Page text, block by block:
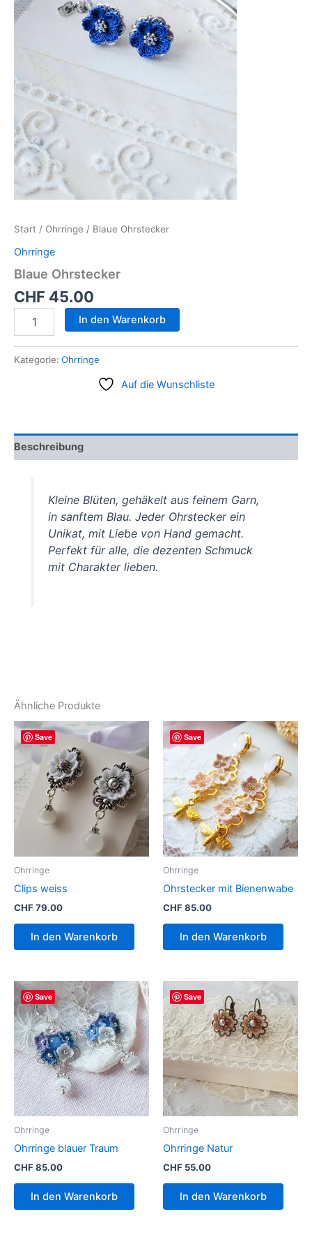
Start / Ohrringe / Blaue Ohrstecker
Ohrringe
Blaue Ohrstecker
CHF 45.00
In den Warenkorb
Kategorie: Ohrringe
Auf die Wunschliste
Beschreibung
Kleine Blüten, gehäkelt aus feinem Garn,
in sanftem Blau. Jeder Ohrstecker ein
Unikat, mit Liebe von Hand gemacht.
Perfekt für alle, die dezenten Schmuck
mit Charakter lieben.
Ähnliche Produkte
Save
Ohrringe
Clips weiss
CHF79.00
In den Warenkorb
Save
Ohrringe
Ohrstecker mit Bienenwabe
CHF85.00
In den Warenkorb
Save
Ohrringe
Ohrringe blauer Traum
CHF85.00
In den Warenkorb
Save
Ohrringe
Ohrringe Natur
CHF 55.00
In den Warenkorb